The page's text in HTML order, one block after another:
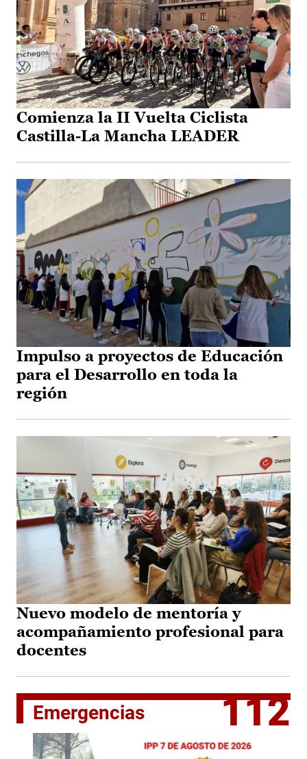
Comienza la II Vuelta Ciclista
Castilla-La Mancha LEADER
Impulso a proyectos de Educación
para el Desarrollo en toda la
región
Nuevo modelo de mentoría y
acompañamiento profesional para
docentes
Emergencias 112